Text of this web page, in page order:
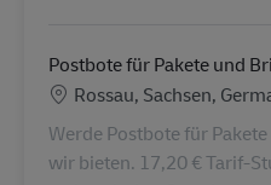
Postbote für Pakete und
Lokalizacja
Rossau, Sachsen,
Werde Postbote für
wir bieten. 17,20 € Tarif-